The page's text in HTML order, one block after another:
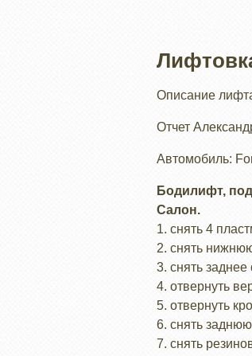
Описание
Отчет
Автомобиль:
Бодилифт,
Салон.
1. снять 4
2. снять
3. снять
4. отвернуть
5. отвернуть
6. снять
7. снять